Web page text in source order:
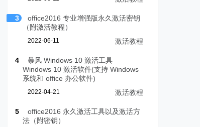
3
office2016 专业增强版永久激活密钥
（附激活教程）
2022-06-11 激活教程
4
暴风 Windows 10 激活工具
Windows 10 激活软件(支持 Windows
系统和 office 办公软件)
2022-04-21 激活教程
5
office2016 永久激活工具以及激活方
法（附密钥）